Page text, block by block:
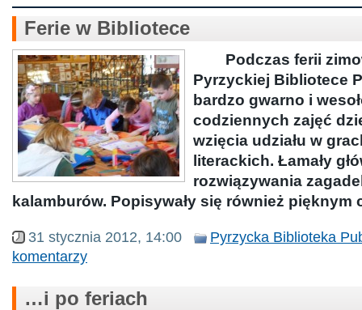
Ferie w Bibliotece
Podczas ferii
Pyrzyckiej Bibliotece
bardzo gwarno i
codziennych zajęć
wzięcia udziału w
literackich. Łamały
rozwiązywania
kalamburów. Popisywały się również pięknym
31 stycznia 2012, 14:00
Pyrzycka Biblioteka
komentarzy
…i po feriach